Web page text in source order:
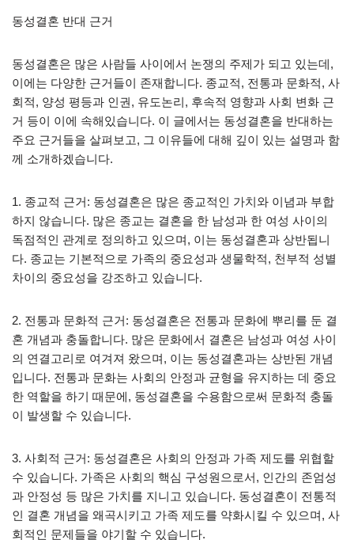
동성결혼 반대 근거
동성결혼은 많은 사람들 사이에서 논쟁의 주제가 되고 있는데,
이에는 다양한 근거들이 존재합니다. 종교적, 전통과 문화적, 사
회적, 양성 평등과 인권, 유도논리, 후속적 영향과 사회 변화 근
거 등이 이에 속해있습니다. 이 글에서는 동성결혼을 반대하는
주요 근거들을 살펴보고, 그 이유들에 대해 깊이 있는 설명과 함
께 소개하겠습니다.
1. 종교적 근거: 동성결혼은 많은 종교적인 가치와 이념과 부합
하지 않습니다. 많은 종교는 결혼을 한 남성과 한 여성 사이의
독점적인 관계로 정의하고 있으며, 이는 동성결혼과 상반됩니
다. 종교는 기본적으로 가족의 중요성과 생물학적, 천부적 성별
차이의 중요성을 강조하고 있습니다.
2. 전통과 문화적 근거: 동성결혼은 전통과 문화에 뿌리를 둔 결
혼 개념과 충돌합니다. 많은 문화에서 결혼은 남성과 여성 사이
의 연결고리로 여겨져 왔으며, 이는 동성결혼과는 상반된 개념
입니다. 전통과 문화는 사회의 안정과 균형을 유지하는 데 중요
한 역할을 하기 때문에, 동성결혼을 수용함으로써 문화적 충돌
이 발생할 수 있습니다.
3. 사회적 근거: 동성결혼은 사회의 안정과 가족 제도를 위협할
수 있습니다. 가족은 사회의 핵심 구성원으로서, 인간의 존엄성
과 안정성 등 많은 가치를 지니고 있습니다. 동성결혼이 전통적
인 결혼 개념을 왜곡시키고 가족 제도를 약화시킬 수 있으며, 사
회적인 문제들을 야기할 수 있습니다.